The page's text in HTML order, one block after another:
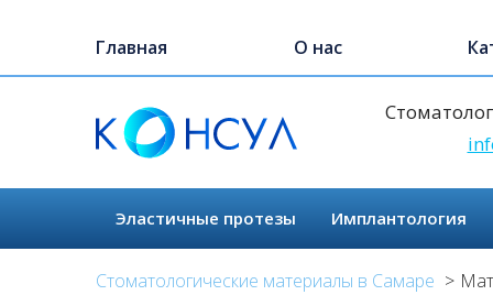
content
Главная О нас
Эластичные протезы Имплантология
Стоматологические материалы в Самаре